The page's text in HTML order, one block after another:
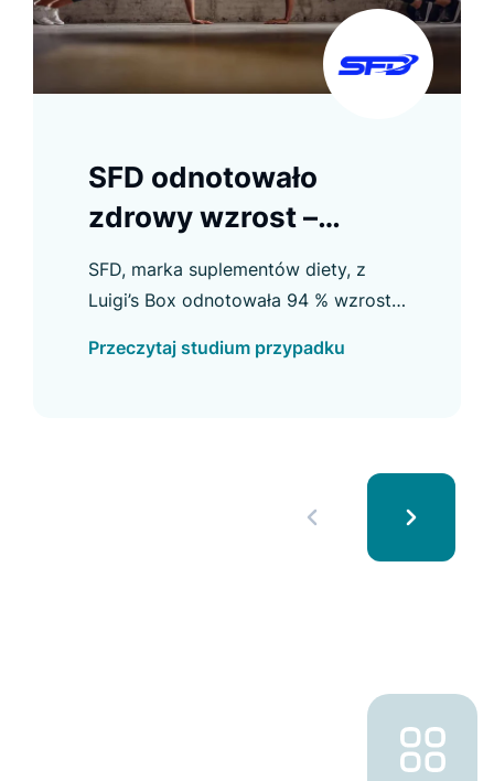
SFD odnotowało
zdrowy wzrost –
współczynnik
konwersji z
wyszukiwania wzrósł
SFD, marka suplementów diety, z
Luigi’s Box odnotowała 94 % wzrost
wyszukiwania oraz osiągnęła inne
Przeczytaj studium przypadku